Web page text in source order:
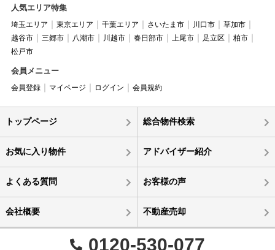
人気エリア特集
埼玉エリア 東京エリア 千葉エリア さいたま市 川口市
草加市
越谷市
三郷市 八潮市 川越市 春日部市 上尾市 足立区
柏市
松戸市
会員メニュー
会員登録 マイページ ログイン 会員規約
トップページ 総合物件検索
お気に入り物件 アドバイザー紹介
よくある質問 お客様の声
会社概要 不動産売却
0120-530-077